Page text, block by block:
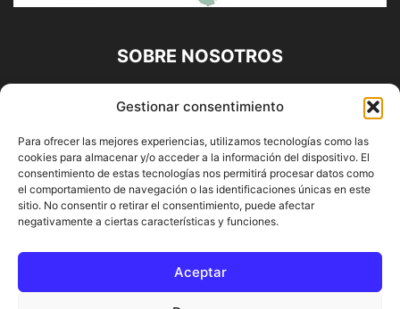
Gestionar consentimiento
Para ofrecer las mejores experiencias, utilizamos tecnologías como las
cookies para almacenar y/o acceder a la información del dispositivo. El
consentimiento de estas tecnologías nos permitirá procesar datos como
el comportamiento de navegación o las identificaciones únicas en este
sitio. No consentir o retirar el consentimiento, puede afectar
negativamente a ciertas características y funciones.
Aceptar
SOBRE NOSOTROS
Diario Alhaurín (www.alhaurindelatorre.com) Propiedad de
Francisco E. López López | 639 95 71 95 | Noticias de
Alhaurín de la Torre, Málaga y Provincia|
Contáctanos:info@alhaurindelatorre.com
SÍGUENOS